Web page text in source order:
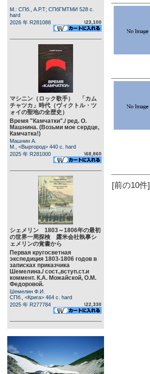
М.: СПб., А.Р.Т; СПбГМТМИ 528 c.
hard
2026 年 R281088
\23,100
マシニン（ロック歌手） 「カム
チャツカ」時代（ヴィクトル・ツ
ォイの聖地の全歴史）
Время "Камчатки"./ ред. О.
Машнина. (Возьми мое сердце,
Камчатка!)
Машнин А.
М., <Выргород> 440 c. hard
2025 年 R281000
\68,860
シェメリン 1803～1806年の最初
の世界一周探検 露米会社執事シ
ェメリンの覚書から
Первая кругосветная
экспедиция 1803-1806 годов в
записках приказчика
Шемелина./ сост.,вступ.ст.и
коммент. К.А. Можайской, О.М.
Федоровой.
Шемелин Ф.И.
СПб., <Крига> 464 c. hard
2025 年 R277784
\22,330
[前の10件]